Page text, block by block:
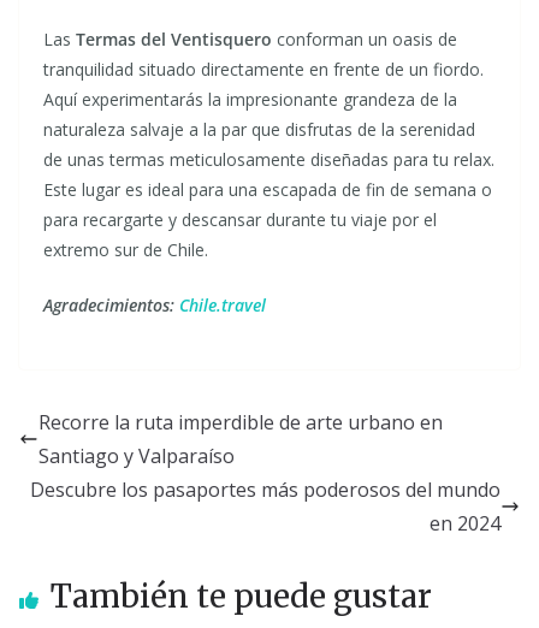
Las Termas del Ventisquero conforman un oasis de
tranquilidad situado directamente en frente de un fiordo.
Aquí experimentarás la impresionante grandeza de la
naturaleza salvaje a la par que disfrutas de la serenidad
de unas termas meticulosamente diseñadas para tu relax.
Este lugar es ideal para una escapada de fin de semana o
para recargarte y descansar durante tu viaje por el
extremo sur de Chile.
Agradecimientos: Chile.travel
Recorre la ruta imperdible de arte urbano en
Santiago y Valparaíso
Descubre los pasaportes más poderosos del mundo
en 2024
También te puede gustar